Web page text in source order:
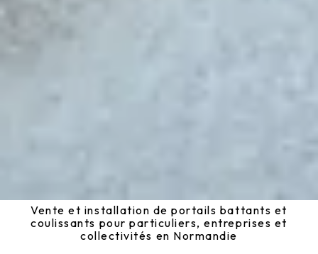
Vente et installation de portails battants et
coulissants pour particuliers, entreprises et
collectivités en Normandie